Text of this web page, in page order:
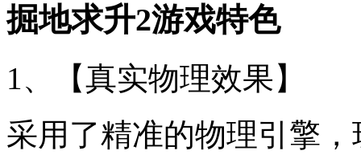
掘地求升2游戏特色
1、【真实物理效果】
采用了精准的物理引擎